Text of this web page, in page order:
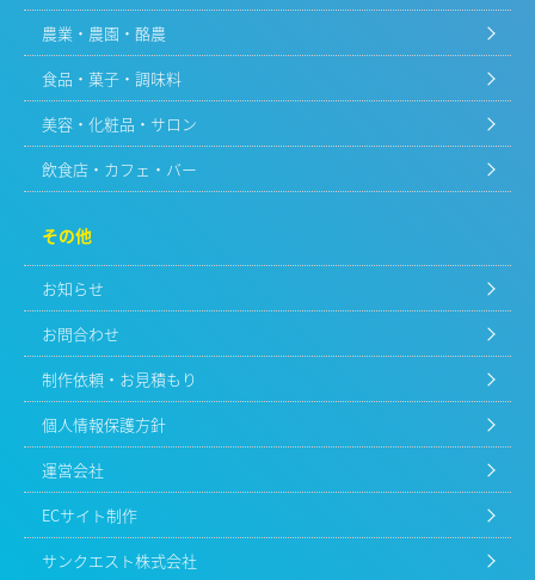
農業・農園・酪農
食品・菓子・調味料
美容・化粧品・サロン
飲食店・カフェ・バー
その他
お知らせ
お問合わせ
制作依頼・お見積もり
個人情報保護方針
運営会社
ECサイト制作
サンクエスト株式会社